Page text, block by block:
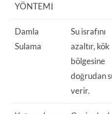
YÖNTEMI
Damla
Sulama
Su israfını
azaltır, kök
bölgesine
doğrudan
verir.